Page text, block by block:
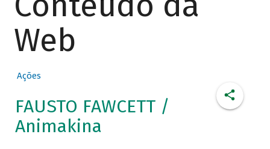
Web
Ações
FAUSTO FAWCETT /
Animakina